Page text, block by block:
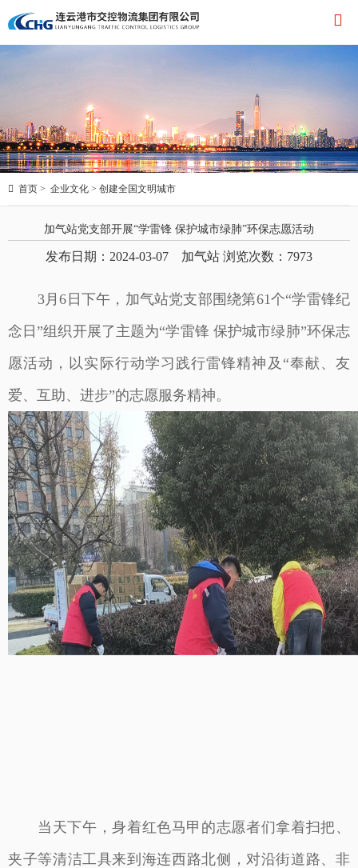

 首页 > 企业文化 > 创建全国文明城市
加气站党支部开展“学雷锋 保护城市绿肺”环保志愿活动
发布日期：2024-03-07 加气站 浏览次数： 7973
3月6日下午，加气站党支部围绕第61个“学雷锋纪
念日”组织开展了主题为“学雷锋 保护城市绿肺”环保志
愿活动，以实际行动学习践行雷锋精神及“奉献、友
爱、互助、进步”的志愿服务精神。
当天下午，身着红色马甲的志愿者们拿着扫把、
夹子等清洁工具来到海连西路北侧，对沿街道路、非